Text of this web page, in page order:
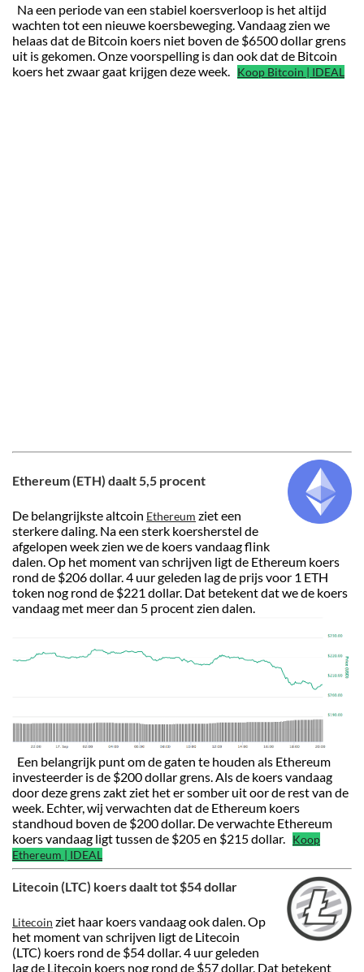
Na een periode van een stabiel koersverloop is het altijd
wachten tot een nieuwe koersbeweging. Vandaag zien we
helaas dat de Bitcoin koers niet boven de $6500 dollar grens
uit is gekomen. Onze voorspelling is dan ook dat de Bitcoin
koers het zwaar gaat krijgen deze week.
Koop Bitcoin | IDEAL
Ethereum (ETH) daalt 5,5 procent
De belangrijkste altcoin Ethereum ziet een
sterkere daling. Na een sterk koersherstel de
afgelopen week zien we de koers vandaag flink
dalen. Op het moment van schrijven ligt de Ethereum koers
rond de $206 dollar. 4 uur geleden lag de prijs voor 1 ETH
token nog rond de $221 dollar. Dat betekent dat we de koers
vandaag met meer dan 5 procent zien dalen.
Een belangrijk punt om de gaten te houden als Ethereum
investeerder is de $200 dollar grens. Als de koers vandaag
door deze grens zakt ziet het er somber uit oor de rest van de
week. Echter, wij verwachten dat de Ethereum koers
standhoud boven de $200 dollar. De verwachte Ethereum
koers vandaag ligt tussen de $205 en $215 dollar. Koop
Ethereum | IDEAL
Litecoin (LTC) koers daalt tot $54 dollar
Litecoin ziet haar koers vandaag ook dalen. Op
het moment van schrijven ligt de Litecoin
(LTC) koers rond de $54 dollar. 4 uur geleden
lag de Litecoin koers nog rond de $57 dollar. Dat betekent